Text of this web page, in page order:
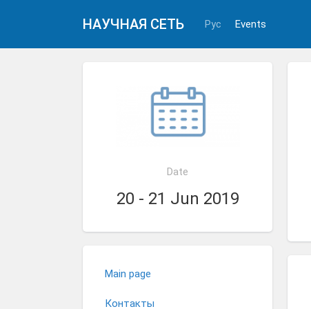
НАУЧНАЯ СЕТЬ Рус Events
Date
20 - 21 Jun 2019
Main page
Контакты